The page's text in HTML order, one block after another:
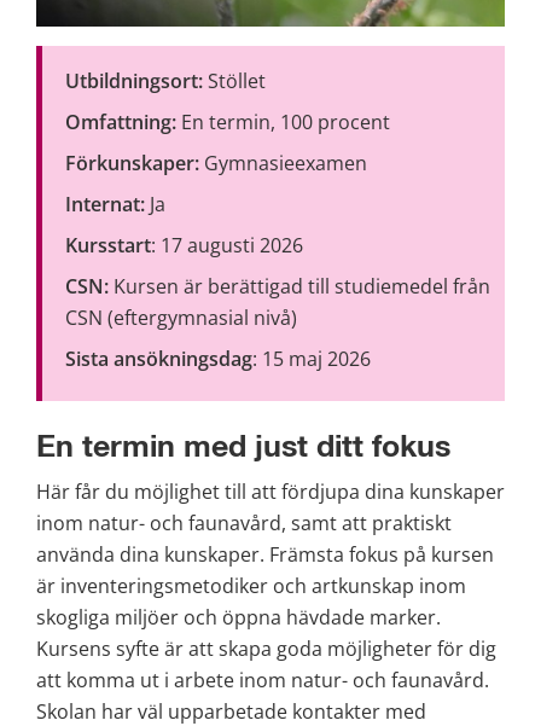
Utbildningsort: Stöllet
Omfattning: En termin, 100 procent
Förkunskaper: Gymnasieexamen
Internat: Ja
Kursstart: 17 augusti 2026
CSN: Kursen är berättigad till studiemedel från
CSN (eftergymnasial nivå)
Sista ansökningsdag: 15 maj 2026
En termin med just ditt fokus
Här får du möjlighet till att fördjupa dina kunskaper
inom natur- och faunavård, samt att praktiskt
använda dina kunskaper. Främsta fokus på kursen
är inventeringsmetodiker och artkunskap inom
skogliga miljöer och öppna hävdade marker.
Kursens syfte är att skapa goda möjligheter för dig
att komma ut i arbete inom natur- och faunavård.
Skolan har väl upparbetade kontakter med